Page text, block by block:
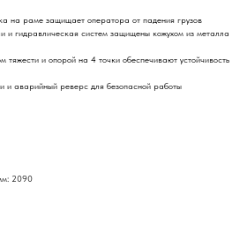
на раме защищает оператора от падения грузов
и гидравлическая систем защищены кожухом из металла
тяжести и опорой на 4 точки обеспечивают устойчивость
и аварийный реверс для безопасной работы
2090